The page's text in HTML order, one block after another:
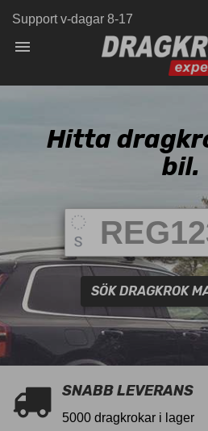
Support v-dagar 8-17

Hitta
bil.
SÖK DRAGKROK
SNABB LEVERANS
5000 dragkrokar i lager